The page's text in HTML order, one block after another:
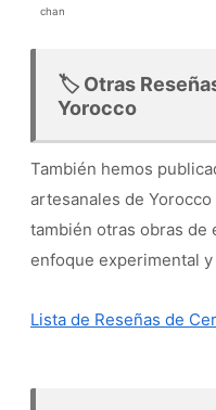
chan
🏷️ Otras
Yorocco
También hemos
artesanales de
también otras obras de
enfoque experimental
Lista de Reseñas de